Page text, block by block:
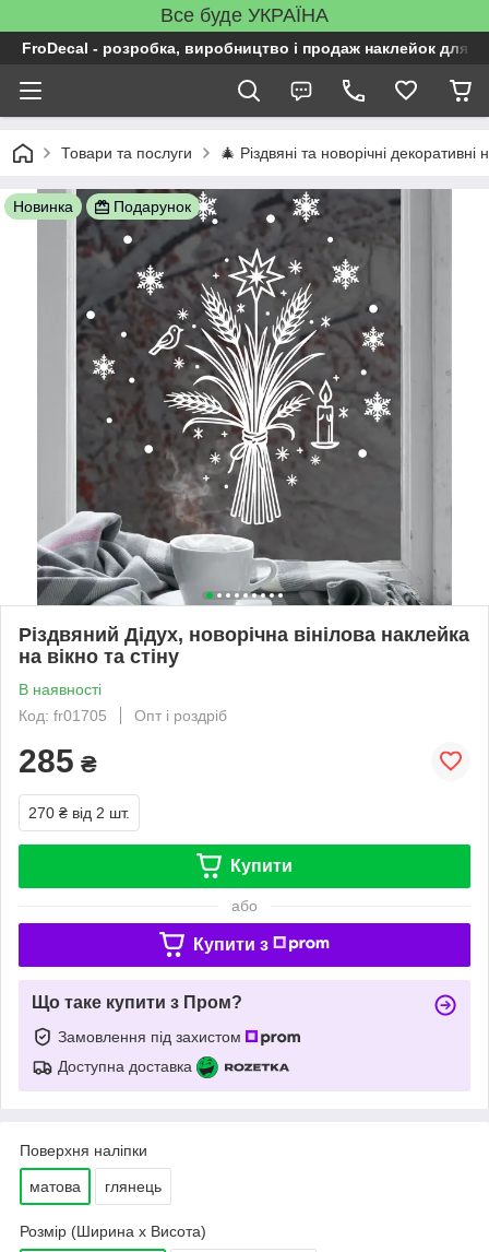
Все буде УКРАЇНА
FroDecal - розробка, виробництво і продаж наклейок для
Товари та послуги 🎄 Різдвяні та новорічні декоративні
Новинка Подарунок
Різдвяний Дідух, новорічна вінілова наклейка
на вікно та стіну
В наявності
Код: fr01705
Опт і роздріб
285 ₴
270 ₴ від 2 шт.
Купити
або
Купити з
Що таке купити з Пром?
Замовлення під захистом
Доступна доставка
Поверхня наліпки
матова глянець
Розмір (Ширина х Висота)